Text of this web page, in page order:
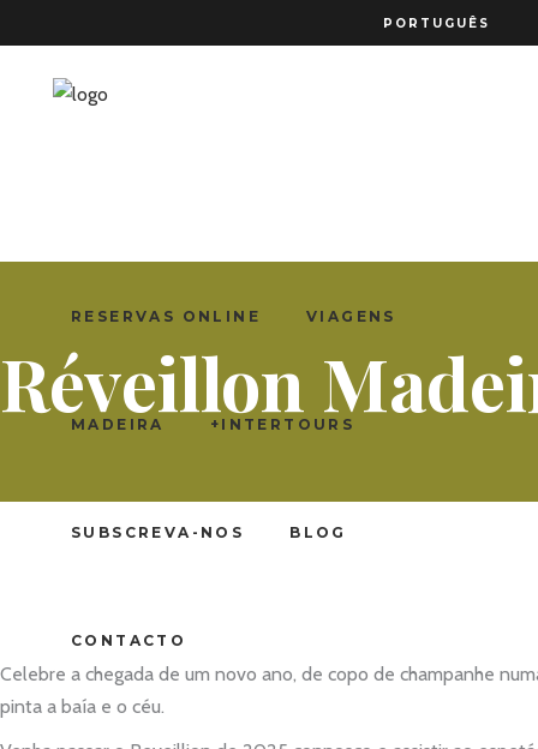
PORTUGUÊS
RESERVAS ONLINE VIAGENS
MADEIRA +INTERTOURS
SUBSCREVA-NOS BLOG
CONTACTO
Réveillon
Celebre a chegada de um novo ano, de copo de champanhe
pinta a baía e o céu.